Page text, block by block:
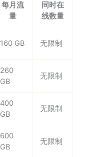
每月流
量
同时在
线数量
160 GB 无限制
260
GB
无限制
400
GB
无限制
600
GB
无限制